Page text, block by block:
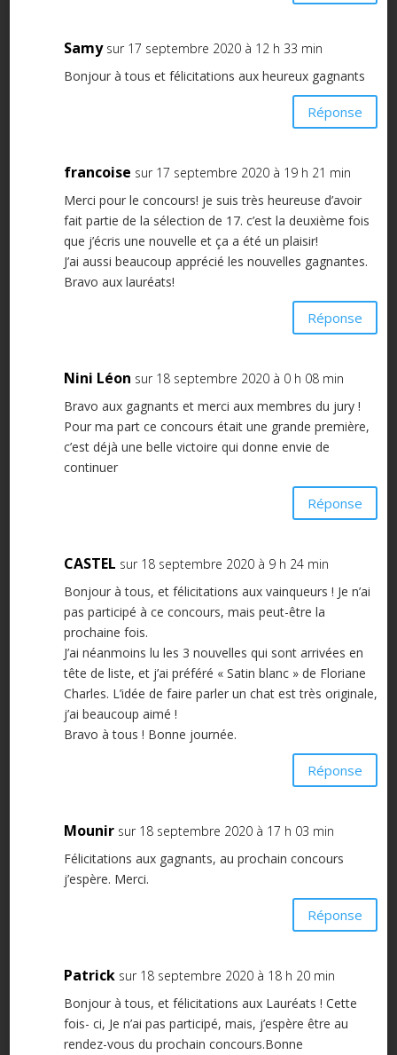
Samy sur 17 septembre 2020 à 12 h 33 min
Bonjour à tous et félicitations aux heureux gagnants
Réponse
francoise sur 17 septembre 2020 à 19 h 21 min
Merci pour le concours! je suis très heureuse d’avoir
fait partie de la sélection de 17. c’est la deuxième fois
que j’écris une nouvelle et ça a été un plaisir!
J’ai aussi beaucoup apprécié les nouvelles gagnantes.
Bravo aux lauréats!
Réponse
Nini Léon sur 18 septembre 2020 à 0 h 08 min
Bravo aux gagnants et merci aux membres du jury !
Pour ma part ce concours était une grande première,
c’est déjà une belle victoire qui donne envie de
continuer
Réponse
CASTEL sur 18 septembre 2020 à 9 h 24 min
Bonjour à tous, et félicitations aux vainqueurs ! Je n’ai
pas participé à ce concours, mais peut-être la
prochaine fois.
J’ai néanmoins lu les 3 nouvelles qui sont arrivées en
tête de liste, et j’ai préféré « Satin blanc » de Floriane
Charles. L’idée de faire parler un chat est très originale,
j’ai beaucoup aimé !
Bravo à tous ! Bonne journée.
Réponse
Mounir sur 18 septembre 2020 à 17 h 03 min
Félicitations aux gagnants, au prochain concours
j’espère. Merci.
Réponse
Patrick sur 18 septembre 2020 à 18 h 20 min
Bonjour à tous, et félicitations aux Lauréats ! Cette
fois- ci, Je n’ai pas participé, mais, j’espère être au
rendez-vous du prochain concours.Bonne